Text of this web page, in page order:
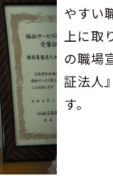
やすい
上に取
の職場
証法人
す。